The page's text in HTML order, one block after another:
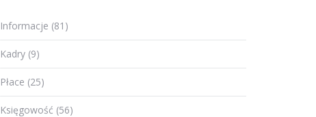
Informacje (81)
Kadry (9)
Płace (25)
Księgowość (56)